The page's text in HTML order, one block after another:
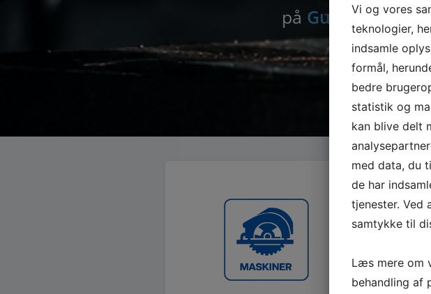
på Guede.dk–
Vi og vores
teknologier,
indsamle
formål,
bedre
statistik og
kan blive delt
med data, du
de har
tjenester. Ved
samtykke til
Læs mere om
behandling af